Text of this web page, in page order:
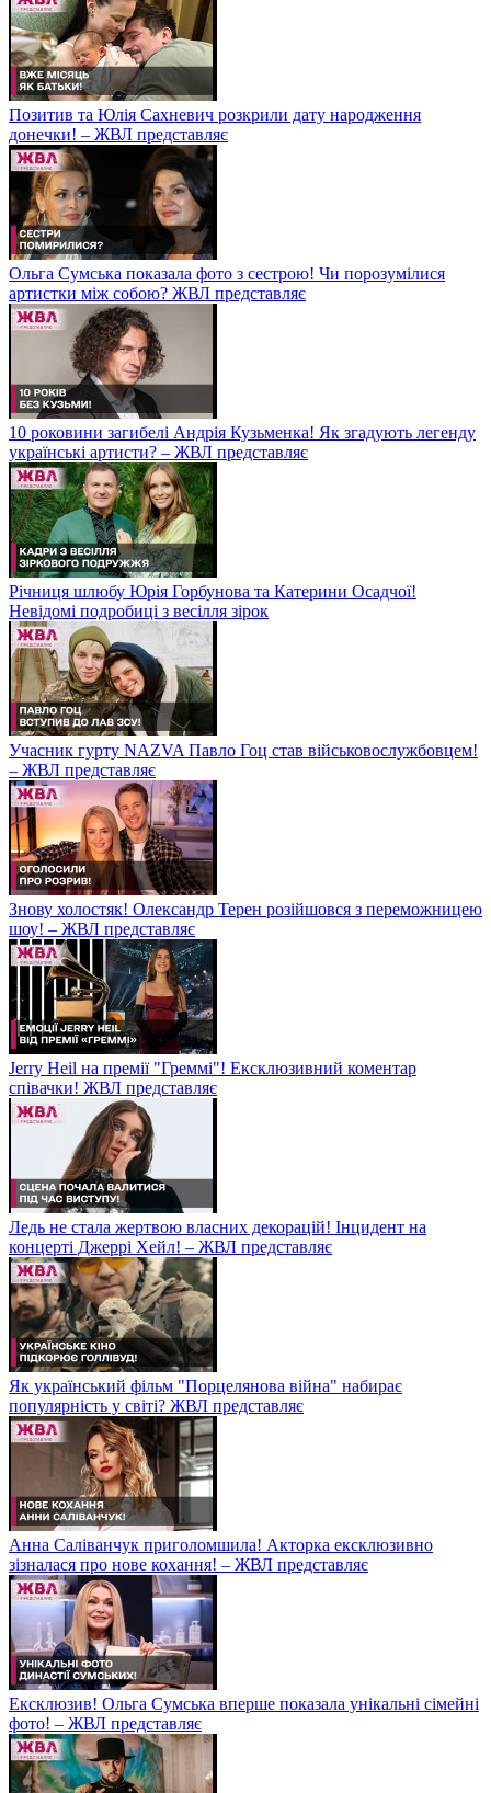
Позитив та Юлія Сахневич розкрили дату народження
донечки! – ЖВЛ представляє
Ольга Сумська показала фото з сестрою! Чи порозумілися
артистки між собою? ЖВЛ представляє
10 роковини загибелі Андрія Кузьменка! Як згадують легенду
українські артисти? – ЖВЛ представляє
Річниця шлюбу Юрія Горбунова та Катерини Осадчої!
Невідомі подробиці з весілля зірок
Учасник гурту NAZVA Павло Гоц став військовослужбовцем!
– ЖВЛ представляє
Знову холостяк! Олександр Терен розійшовся з переможницею
шоу! – ЖВЛ представляє
Jerry Heil на премії "Греммі"! Ексклюзивний коментар
співачки! ЖВЛ представляє
Ледь не стала жертвою власних декорацій! Інцидент на
концерті Джеррі Хейл! – ЖВЛ представляє
Як український фільм "Порцелянова війна" набирає
популярність у світі? ЖВЛ представляє
Анна Саліванчук приголомшила! Акторка ексклюзивно
зізналася про нове кохання! – ЖВЛ представляє
Ексклюзив! Ольга Сумська вперше показала унікальні сімейні
фото! – ЖВЛ представляє